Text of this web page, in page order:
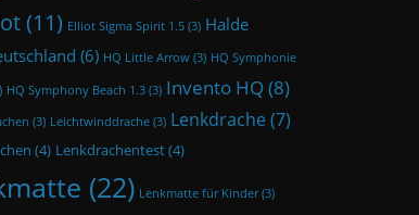
(11) Elliot Sigma Spirit 1.5 (3) Halde
(6) HQ Little Arrow (3) HQ Symphonie
HQ Symphony Beach 1.3 (3) Invento HQ(8)
(3) Leichtwinddrache (3) Lenkdrache (7)
(4) Lenkdrachentest(4)
(22) Lenkmatte für Kinder(3)